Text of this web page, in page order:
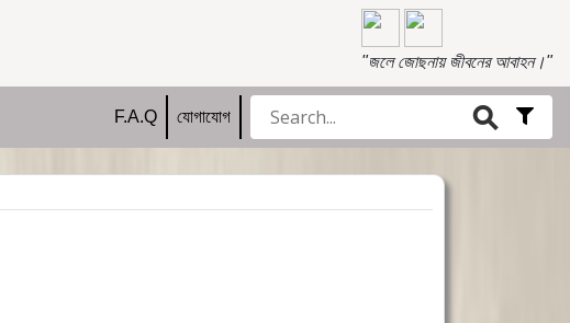
"জলে জোছনায় জীবনের আবাহন।"
F.A.Q যোগাযোগ ⚲